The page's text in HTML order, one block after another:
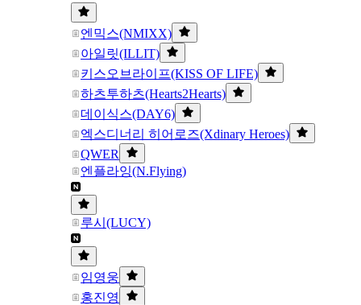
엔믹스(NMIXX)
아일릿(ILLIT)
키스오브라이프(KISS OF LIFE)
하츠투하츠(Hearts2Hearts)
데이식스(DAY6)
엑스디너리 히어로즈(Xdinary Heroes)
QWER
엔플라잉(N.Flying)
루시(LUCY)
임영웅
홍진영